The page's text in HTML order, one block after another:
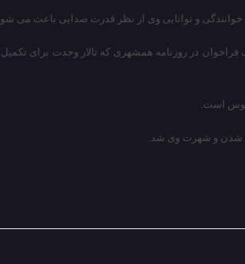
در روزنامه همشهری که تالار وحدت برای
است.